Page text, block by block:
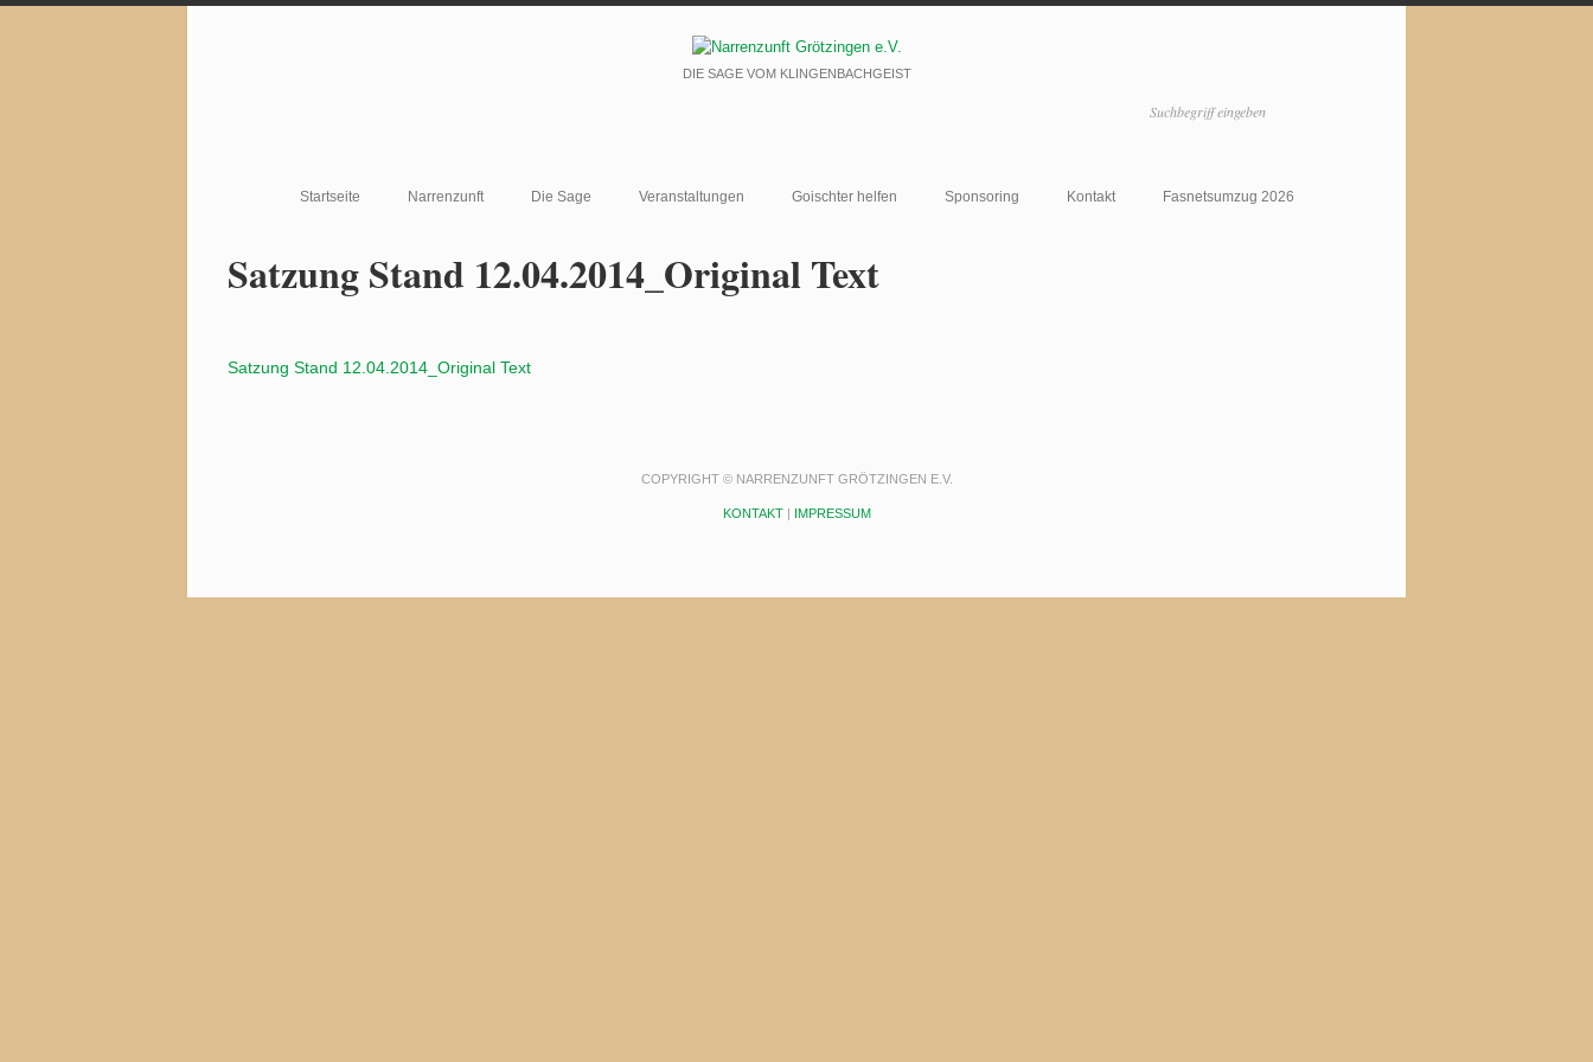
DIE SAGE VOM KLINGENBACHGEIST
Startseite Narrenzunft Die Sage Veranstaltungen Goischter helfen Sponsoring Kontakt Fasnetsumzug 2026
Satzung Stand 12.04.2014_Original Text
Satzung Stand 12.04.2014_Original Text
COPYRIGHT © NARRENZUNFT GRÖTZINGEN E.V.
KONTAKT| IMPRESSUM